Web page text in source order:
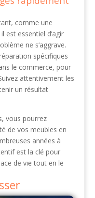
comme une
est essentiel d’agir
ne s’aggrave.
spécifiques
le commerce, pour
attentivement les
un résultat
vous pourrez
de vos meubles en
années à
est la clé pour
de vie tout en le